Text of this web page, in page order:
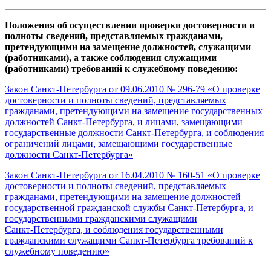
Положения об осуществлении проверки достоверности и
полноты сведений, представляемых гражданами,
претендующими на замещение должностей, служащими
(работниками), а также соблюдения служащими
(работниками) требований к служебному поведению:
Закон Санкт‑Петербурга от 09.06.2010 № 296-79 «О проверке
достоверности и полноты сведений, представляемых
гражданами, претендующими на замещение государственных
должностей Санкт‑Петербурга, и лицами, замещающими
государственные должности Санкт‑Петербурга, и соблюдения
ограничений лицами, замещающими государственные
должности Санкт‑Петербурга»
Закон Санкт‑Петербурга от 16.04.2010 № 160-51 «О проверке
достоверности и полноты сведений, представляемых
гражданами, претендующими на замещение должностей
государственной гражданской службы Санкт‑Петербурга, и
государственными гражданскими служащими
Санкт‑Петербурга, и соблюдения государственными
гражданскими служащими Санкт‑Петербурга требований к
служебному поведению»